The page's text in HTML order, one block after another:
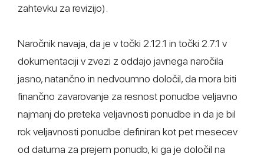
zahtevku za revizijo).
Naročnik navaja, da je v točki 2.12.1 in točki 2.7.1 v
dokumentaciji v zvezi z oddajo javnega naročila
jasno, natančno in nedvoumno določil, da mora biti
finančno zavarovanje za resnost ponudbe veljavno
najmanj do preteka veljavnosti ponudbe in da je bil
rok veljavnosti ponudbe definiran kot pet mesecev
od datuma za prejem ponudb, ki ga je določil na